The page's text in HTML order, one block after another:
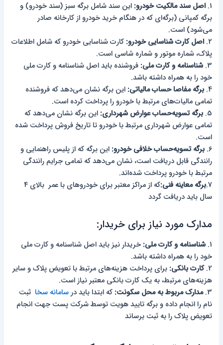
1. اصل سند مالکیت خودرو: این سند شامل برگه سبز (سند خودرو) و
برگه کمپانی (برگه‌ای که در هنگام خرید خودرو از کارخانه صادر
می‌شود) است.
2. اصل کارت شناسایی خودرو: کارت شناسایی خودرو که شامل اطلاعات
پلاک، شماره موتور و شماره شاسی است.
3. شناسنامه و کارت ملی: فروشنده باید اصل شناسنامه و کارت ملی
خود را به همراه داشته باشد.
4. برگه مفاصا حساب مالیاتی: این برگه نشان می‌دهد که فروشنده
تمامی مالیات‌های مرتبط با خودرو را پرداخت کرده است.
5. برگه تسویه‌حساب عوارض شهرداری: این برگه نشان می‌دهد که
تمامی عوارض شهرداری مرتبط با خودرو تا تاریخ فروش پرداخت شده
است.
6. برگه تسویه‌حساب خلافی خودرو: این برگه که از پلیس راهنمایی و
رانندگی قابل دریافت است، نشان می‌دهد که تمامی جرایم رانندگی
مرتبط با خودرو پرداخت شده‌اند.
7.برگه معاینه فنی:
که از مراکز معتبر برای خودروهای با عمر بالای 4
سال باید دریافت گردد
مدارک مورد نیاز برای خریدار:
1. شناسنامه و کارت ملی: خریدار نیز باید اصل شناسنامه و کارت ملی
خود را به همراه داشته باشد.
2. کارت بانکی: برای پرداخت هزینه‌های مرتبط با تعویض پلاک و سایر
هزینه‌های مرتبط، به یک کارت بانکی معتبر نیاز است.
3. مدارک مربوط به محل سکونت: که ابتدا باید درسامانه سخا ثبت
نام را انجام داده و برگه تایید هویت توسط شرکت پست جهت انجام
تعویض پلاک را به ثبت برساند